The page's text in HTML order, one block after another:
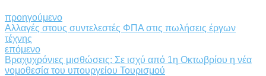
προηγούμενο
Αλλαγές στους συντελεστές ΦΠΑ στις πωλήσεις έργων
τέχνης
επόμενο
Βραχυχρόνιες μισθώσεις: Σε ισχύ από 1η Οκτωβρίου η νέα
νομοθεσία του υπουργείου Τουρισμού